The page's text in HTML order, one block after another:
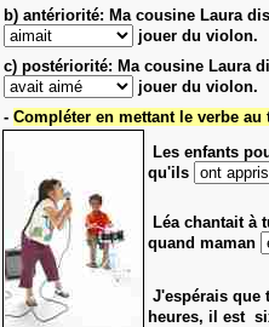
b) antériorité: Ma cousine Laura
jouer du violon.
c) postériorité: Ma cousine Laura
jouer du violon.
- Compléter en mettant le verbe
Les enfants
qu'ils
Léa chantait à
quand maman
J'espérais que
heures, il est